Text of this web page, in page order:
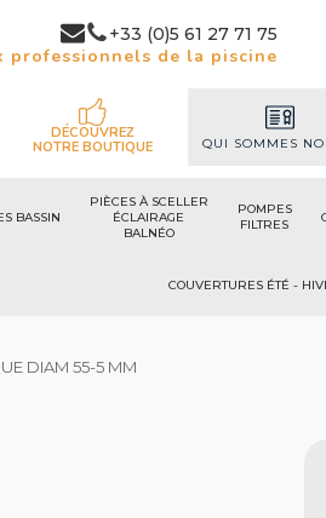
+33 (0)5 61 27 71 75
professionnels de la piscine
DÉCOUVREZ
NOTRE BOUTIQUE
QUI SOMMES
BASSIN
PIÈCES À SCELLER
ÉCLAIRAGE
BALNÉO
POMPES
FILTRES
COUVERTURES ÉTÉ -
DIAM 55-5 MM